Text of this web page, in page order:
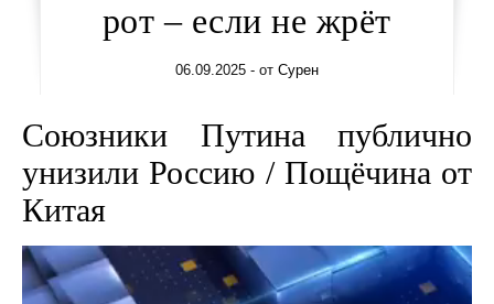
рот – если не жрёт
06.09.2025 - от Сурен
Союзники Путина публично
унизили Россию / Пощёчина от
Китая